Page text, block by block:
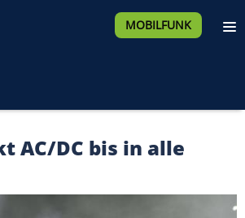
MOBILFUNK
AC/DC bis in alle